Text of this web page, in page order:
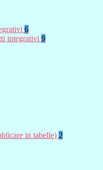
6
integrativi 9
in tabelle) 2